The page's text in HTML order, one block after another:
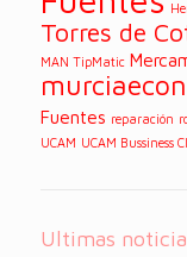
Torres de
MAN TipMatic
Fuentes reparación
UCAM UCAM Bussiness
Ultimas